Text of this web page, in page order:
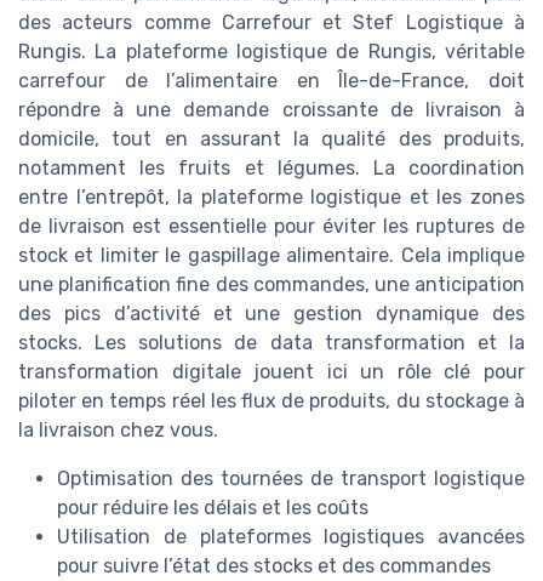
des acteurs comme Carrefour et Stef Logistique à
Rungis. La plateforme logistique de Rungis, véritable
carrefour de l’alimentaire en Île-de-France, doit
répondre à une demande croissante de livraison à
domicile, tout en assurant la qualité des produits,
notamment les fruits et légumes. La coordination
entre l’entrepôt, la plateforme logistique et les zones
de livraison est essentielle pour éviter les ruptures de
stock et limiter le gaspillage alimentaire. Cela implique
une planification fine des commandes, une anticipation
des pics d’activité et une gestion dynamique des
stocks. Les solutions de data transformation et la
transformation digitale jouent ici un rôle clé pour
piloter en temps réel les flux de produits, du stockage à
la livraison chez vous.
Optimisation des tournées de transport logistique
pour réduire les délais et les coûts
Utilisation de plateformes logistiques avancées
pour suivre l’état des stocks et des commandes